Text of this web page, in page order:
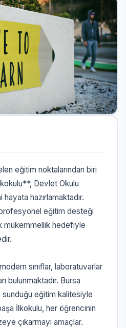
eğitim noktalarından biri
Devlet Okulu
hazırlamaktadır.
eğitim desteği
mükemmellik hedefiyle
sınıflar, laboratuvarlar
bulunmaktadır. Bursa
eğitim kalitesiyle
İlkokulu, her öğrencinin
çıkarmayı amaçlar.